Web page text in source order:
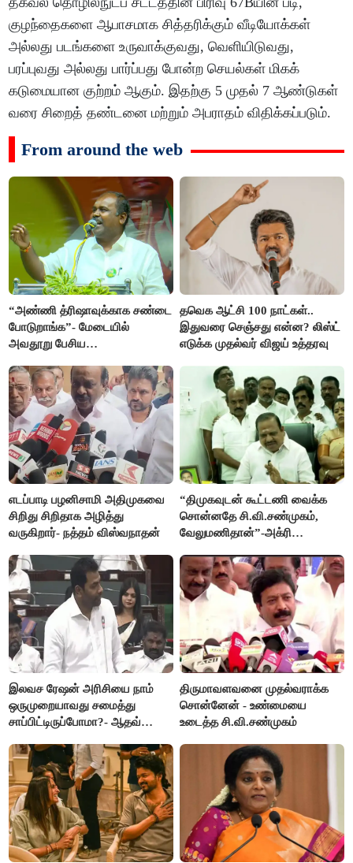
குழந்தைகளை ஆபாசமாக சித்தரிக்கும் வீடியோக்கள்
அல்லது படங்களை உருவாக்குவது, வெளியிடுவது,
பரப்புவது அல்லது பார்ப்பது போன்ற செயல்கள் மிகக்
கடுமையான குற்றம் ஆகும். இதற்கு 5 முதல் 7 ஆண்டுகள்
வரை சிறைத் தண்டனை மற்றும் அபராதம் விதிக்கப்படும்.
From around the web
“அண்ணி த்ரிஷாவுக்காக சண்டை
போடுறாங்க”- மேடையில்
அவதூறு பேசிய
தவெக ஆட்சி 100 நாட்கள்..
இதுவரை செஞ்சது என்ன? லிஸ்ட்
எடுக்க முதல்வர் விஜய் உத்தரவு
எடப்பாடி பழனிசாமி அதிமுகவை
சிறிது சிறிதாக அழித்து
வருகிறார்- நத்தம் விஸ்வநாதன்
“திமுகவுடன் கூட்டணி வைக்க
சொன்னதே சி.வி.சண்முகம்,
வேலுமணிதான்”-அக்ரி
இலவச ரேஷன் அரிசியை நாம்
ஒருமுறையாவது சமைத்து
சாப்பிட்டிருப்போமா?- ஆதவ்
திருமாவளவனை முதல்வராக்க
சொன்னேன் - உண்மையை
உடைத்த சி.வி.சண்முகம்